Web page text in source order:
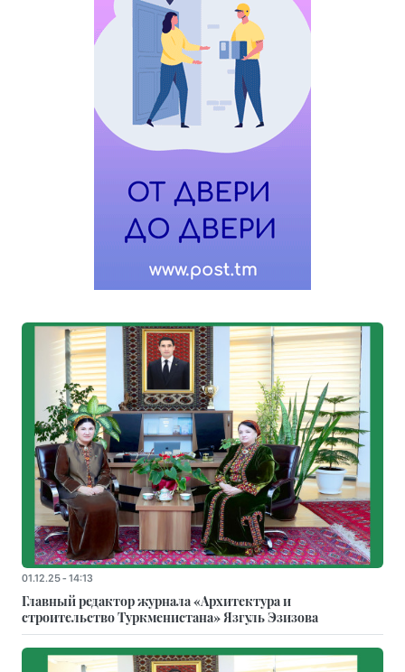
01.12.25 - 14:13
Главный редактор журнала «Архитектура и
строительство Туркменистана» Язгуль Эзизова